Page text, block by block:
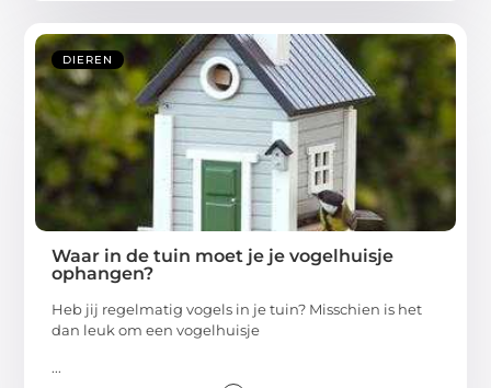
DIEREN
Waar in de tuin moet je je vogelhuisje
ophangen?
Heb jij regelmatig vogels in je tuin? Misschien is het
dan leuk om een vogelhuisje
...